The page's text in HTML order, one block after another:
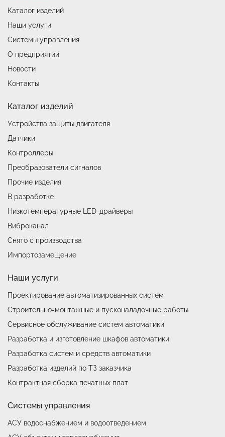
Габариты
Масса устройства без датчиков, не более
Погрешность измерения тока и напряжения, не
Порог срабатывания аварии по сопротивлению
изоляции (по выбору)
Вид испытательного сигнала на клемме контроля
изоляции "Ax"
Типы датчиков температуры
Подключение датчика типа PT100
Тип датчиков влажности
Входной сигнал дискретных входов
Максимально допустимое коммутируемое
переменное напряжение
Максимально допустимый коммутируемый ток,
активная нагрузка (cosφ=1)
Максимально допустимый коммутируемый ток,
активная нагрузка (cosφ=0,4)
Наименование параметра
Тип интерфейса
Каталог изделий
Наши услуги
Системы управления
О предприятии
Новости
Контакты
Каталог изделий
Устройства защиты двигателя
Датчики
Контроллеры
Преобразователи сигналов
Прочие изделия
В разработке
Низкотемпературные LED-драйверы
Виброканал
Снято с производства
Импортозамещение
Наши услуги
Проектирование автоматизированных систем
Строительно-монтажные и пусконаладочные работы
Сервисное обслуживание систем автоматики
Разработка и изготовление шкафов автоматики
Разработка систем и средств автоматики
Разработка изделий по ТЗ заказчика
Контрактная сборка печатных плат
Системы управления
АСУ водоснабжением и водоотведением